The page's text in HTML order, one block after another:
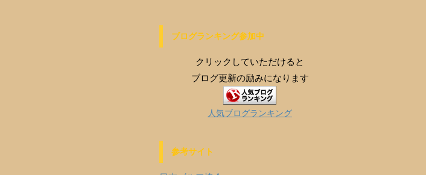
ブログランキング参加中
クリックしていただけると
ブログ更新の励みになります
人気ブログランキング
参考サイト